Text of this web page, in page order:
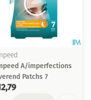
A/imperfections
Patchs 7